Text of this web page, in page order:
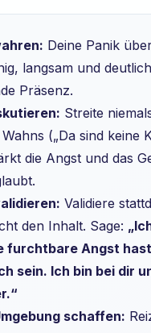
Deine Panik
langsam und
Präsenz.
Streite
(„Da sind keine
die Angst und das
Validiere
den Inhalt. Sage:
furchtbare Angst
sein. Ich bin bei dir
schaffen: